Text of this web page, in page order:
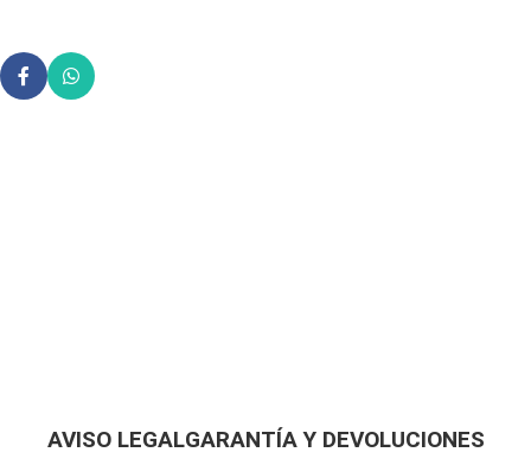
AVISO LEGALGARANTÍA Y DEVOLUCIONES